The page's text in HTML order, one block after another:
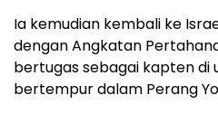
Ia kemudian kembali ke
dengan Angkatan
bertugas sebagai kapten di
bertempur dalam Perang